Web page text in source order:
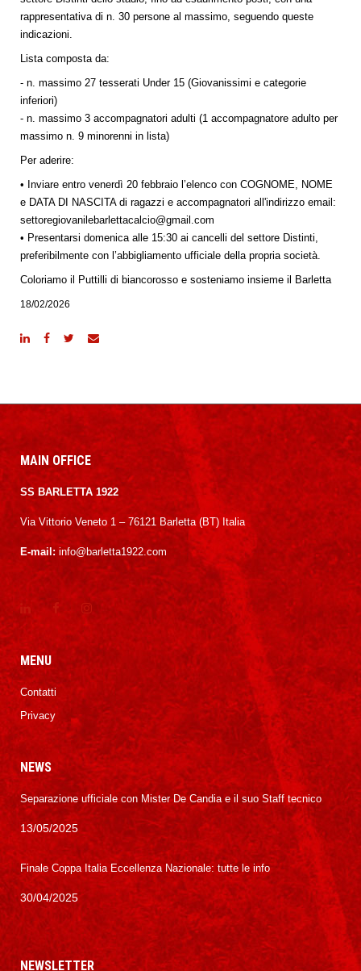
rappresentativa di n. 30 persone al massimo, seguendo queste
indicazioni.
Lista composta da:
- n. massimo 27 tesserati Under 15 (Giovanissimi e categorie
inferiori)
- n. massimo 3 accompagnatori adulti (1 accompagnatore adulto per
massimo n. 9 minorenni in lista)
Per aderire:
• Inviare entro venerdì 20 febbraio l’elenco con COGNOME, NOME
e DATA DI NASCITA di ragazzi e accompagnatori all'indirizzo email:
settoregiovanilebarlettacalcio@gmail.com
• Presentarsi domenica alle 15:30 ai cancelli del settore Distinti,
preferibilmente con l’abbigliamento ufficiale della propria società.
Coloriamo il Puttilli di biancorosso e sosteniamo insieme il Barletta
18/02/2026
MAIN OFFICE
SS BARLETTA 1922
Via Vittorio Veneto 1 – 76121 Barletta (BT) Italia
E-mail: info@barletta1922.com
MENU
Contatti
Privacy
NEWS
Separazione ufficiale con Mister De Candia e il suo Staff tecnico
13/05/2025
Finale Coppa Italia Eccellenza Nazionale: tutte le info
30/04/2025
NEWSLETTER